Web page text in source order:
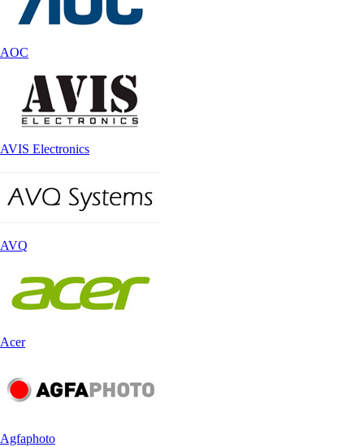
AOC
AVIS Electronics
AVQ
Acer
Agfaphoto